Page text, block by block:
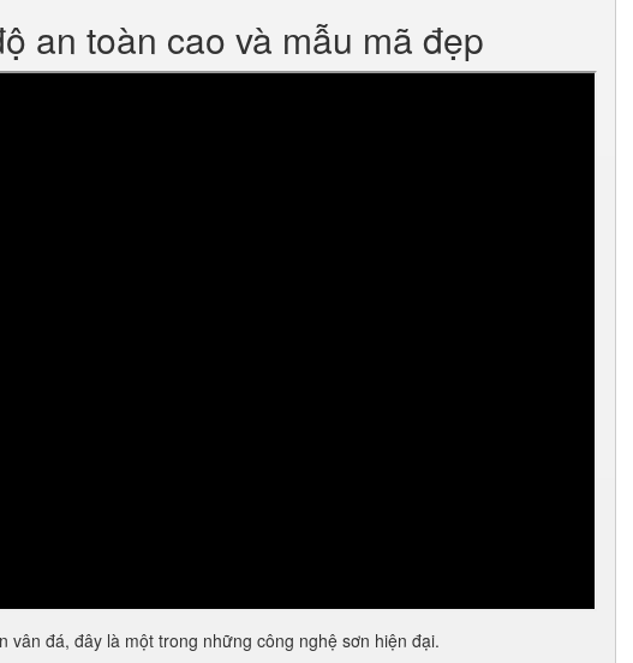
an toàn cao và mẫu mã đẹp
vân đá, đây là một trong những công nghệ sơn hiện đại.